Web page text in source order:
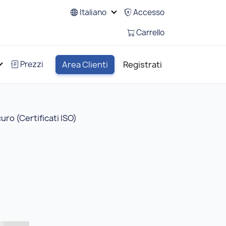
Italiano
Accesso
Carrello
Prezzi Area Clienti Registrati
(Certificati ISO)